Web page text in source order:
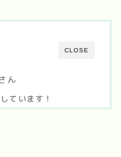
CLOSE
ん
ています！